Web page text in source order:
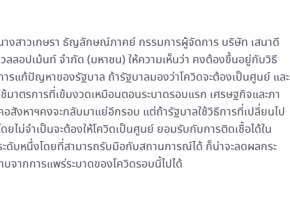
างสาวเกษรา ธัญลักษณ์ภาคย์ กรรมการผู้จัดการ บริษัท เสนาดี
วลลอปเม้นท์ จำกัด (มหาชน) ให้ความเห็นว่า คงต้องขึ้นอยู่กับวิธี
ารแก้ปัญหาของรัฐบาล ถ้ารัฐบาลมองว่าโควิดจะต้องเป็นศูนย์ และ
ช้มาตรการที่เข้มงวดเหมือนตอนระบาดรอบแรก เศรษฐกิจและภา
อสังหาฯคงจะกลับมาแย่อีกรอบ แต่ถ้ารัฐบาลใช้วิธีการที่เปลี่ยนไป
ดยไม่จำเป็นจะต้องให้โควิดเป็นศูนย์ ยอมรับกับการติดเชื้อได้ใน
ะดับหนึ่งโดยที่สามารถรับมือกับสถานการณ์ได้ ก็น่าจะลดผลกระ
บจากการแพร่ระบาดของโควิดรอบนี้ไปได้